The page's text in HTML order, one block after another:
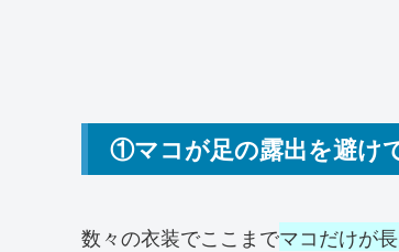
①マコが足の露出を避け
数々の衣装でここまでマコだけが